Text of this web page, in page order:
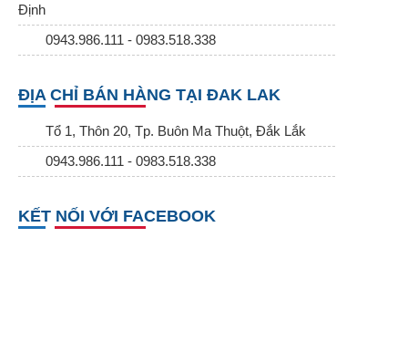
Định
0943.986.111 - 0983.518.338
ĐỊA CHỈ BÁN HÀNG TẠI ĐAK LAK
Tổ 1, Thôn 20, Tp. Buôn Ma Thuột, Đắk Lắk
0943.986.111 - 0983.518.338
KẾT NỐI VỚI FACEBOOK